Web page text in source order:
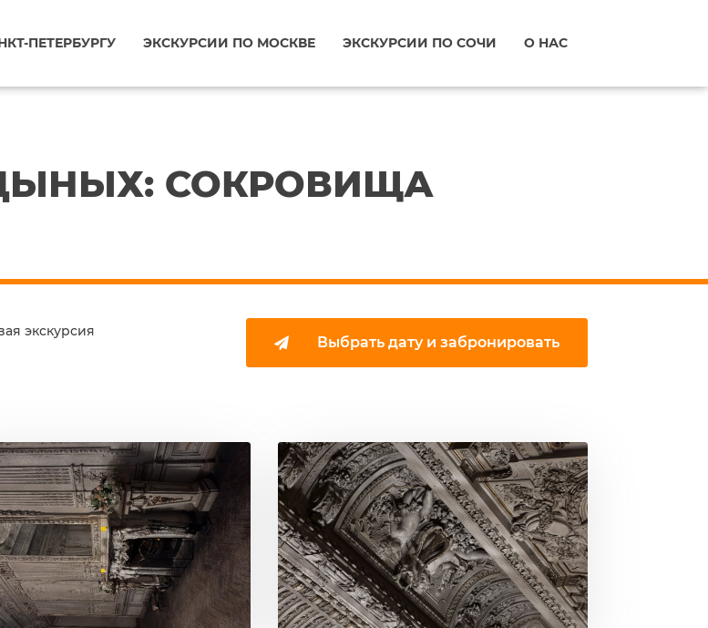
ПЕТЕРБУРГУ ЭКСКУРСИИ ПО МОСКВЕ ЭКСКУРСИИ ПО СОЧИ О НАС
СОКРОВИЩА
экскурсия
Выбрать дату и забронировать